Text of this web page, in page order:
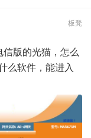
板凳
版的光猫，怎么
么软件，能进入